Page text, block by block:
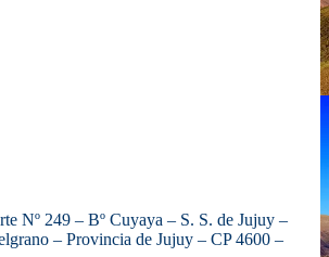
Nº 249 – Bº Cuyaya – S. S. de Jujuy –
– Provincia de Jujuy – CP 4600 –